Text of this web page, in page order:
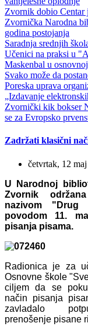
Zvornik dobio Centar
Zvornička Narodna
godina postojanja
Saradnja srednjih
Učenici na praksi u
Maskenbal u
Svako može da
Poreska uprava
„Izdavanje
Zvornički kik bokser
se za Evropsko
Zadržati klasični
četvrtak, 12
U Narodnoj
Zvornik
nazivom "Drug
povodom 11.
pisanja pisama.
Radionica je za
Osnovne škole
ciljem da se
način pisanja
zavladalo
prenošenje pisane